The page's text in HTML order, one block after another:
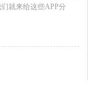
就来给这些APP分